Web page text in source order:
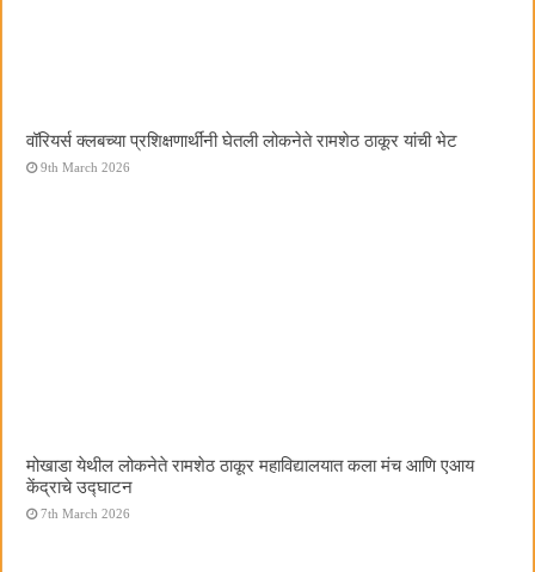
वॉरियर्स क्लबच्या प्रशिक्षणार्थींनी घेतली लोकनेते रामशेठ ठाकूर यांची भेट
9th March 2026
मोखाडा येथील लोकनेते रामशेठ ठाकूर महाविद्यालयात कला मंच आणि एआय
केंद्राचे उद्घाटन
7th March 2026